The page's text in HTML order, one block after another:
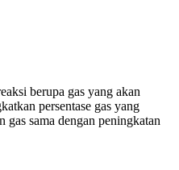
berupa gas yang akan
persentase gas yang
sama dengan peningkatan